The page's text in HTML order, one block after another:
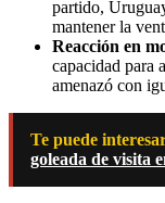
partido,
mantener la
Reacción en
capacidad para
amenazó con
Te puede
goleada de visita